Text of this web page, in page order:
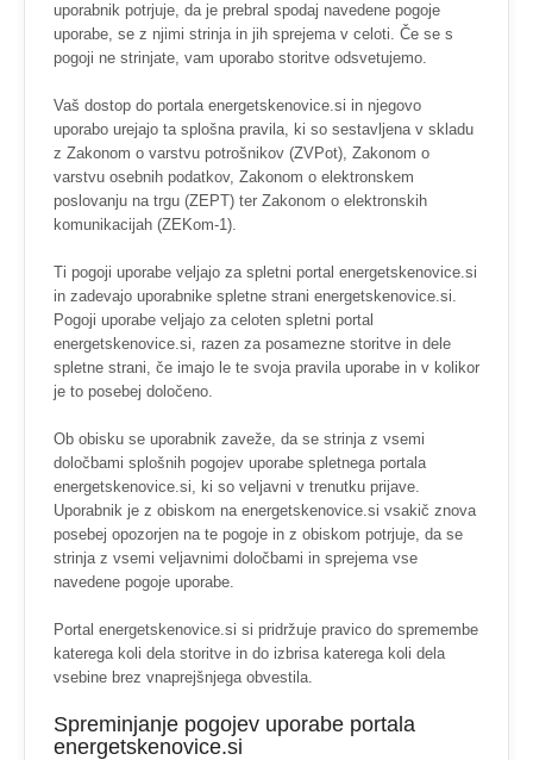
uporabnik potrjuje, da je prebral spodaj navedene pogoje
uporabe, se z njimi strinja in jih sprejema v celoti. Če se s
pogoji ne strinjate, vam uporabo storitve odsvetujemo.
Vaš dostop do portala energetskenovice.si in njegovo
uporabo urejajo ta splošna pravila, ki so sestavljena v skladu
z Zakonom o varstvu potrošnikov (ZVPot), Zakonom o
varstvu osebnih podatkov, Zakonom o elektronskem
poslovanju na trgu (ZEPT) ter Zakonom o elektronskih
komunikacijah (ZEKom-1).
Ti pogoji uporabe veljajo za spletni portal energetskenovice.si
in zadevajo uporabnike spletne strani energetskenovice.si.
Pogoji uporabe veljajo za celoten spletni portal
energetskenovice.si, razen za posamezne storitve in dele
spletne strani, če imajo le te svoja pravila uporabe in v kolikor
je to posebej določeno.
Ob obisku se uporabnik zaveže, da se strinja z vsemi
določbami splošnih pogojev uporabe spletnega portala
energetskenovice.si, ki so veljavni v trenutku prijave.
Uporabnik je z obiskom na energetskenovice.si vsakič znova
posebej opozorjen na te pogoje in z obiskom potrjuje, da se
strinja z vsemi veljavnimi določbami in sprejema vse
navedene pogoje uporabe.
Portal energetskenovice.si si pridržuje pravico do spremembe
katerega koli dela storitve in do izbrisa katerega koli dela
vsebine brez vnaprejšnjega obvestila.
Spreminjanje pogojev uporabe portala
energetskenovice.si